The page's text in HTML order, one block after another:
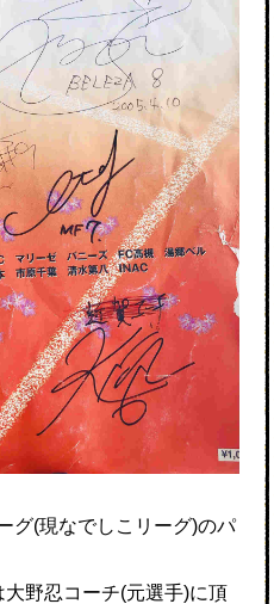
グ(現なでしこリーグ)のパ
野忍コーチ(元選手)に頂